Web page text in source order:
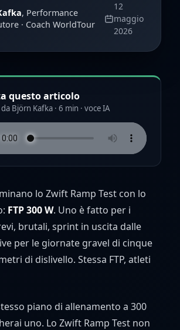
, Performance
· Coach WorldTour
12
maggio
2026
questo articolo
Björn Kafka · 6 min · voce IA
lo Zwift Ramp Test con lo
FTP 300 W. Uno è fatto per i
brutali, sprint in uscita dalle
per le giornate gravel di cinque
di dislivello. Stessa FTP, atleti
piano di allenamento a 300
uno. Lo Zwift Ramp Test non